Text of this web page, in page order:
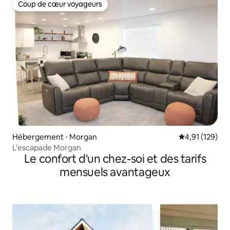
Coup de cœur voyageurs
Coup de cœur voyageurs
Hébergement ⋅ Morgan Évaluation
4,91 (129)
L'escapade Morgan
Le confort d'un chez-soi et des tarifs
mensuels avantageux